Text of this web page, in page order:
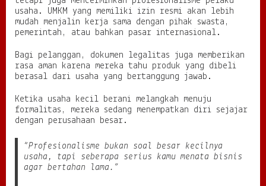
usaha. UMKM yang memiliki izin resmi akan lebih
mudah menjalin kerja sama dengan pihak swasta,
pemerintah, atau bahkan pasar internasional.
Bagi pelanggan, dokumen legalitas juga memberikan
rasa aman karena mereka tahu produk yang dibeli
berasal dari usaha yang bertanggung jawab.
Ketika usaha kecil berani melangkah menuju
formalitas, mereka sedang menempatkan diri sejajar
dengan perusahaan besar.
“Profesionalisme bukan soal besar kecilnya
usaha, tapi seberapa serius kamu menata bisnis
agar bertahan lama.”